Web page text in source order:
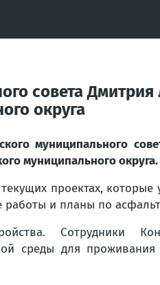
совета
округа
муниципального
муниципального округа.
проектах, которые
и планы по
Сотрудники
среды для